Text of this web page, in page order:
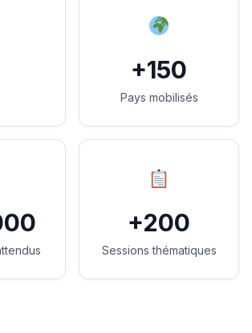
+150
Pays mobilisés
+200
Sessions thématiques